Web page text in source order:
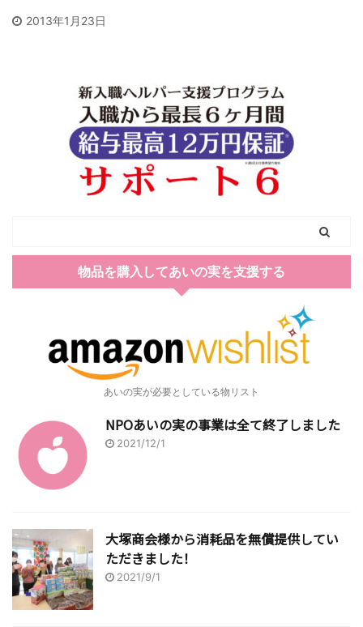
2013年1月23日
物品を購入してあいの実を支援する
あいの実が必要としている物リスト
NPOあいの実の事業は全て終了しました
2021/12/1
大塚商会様から消耗品を無償提供してい
ただきました！
2021/9/1